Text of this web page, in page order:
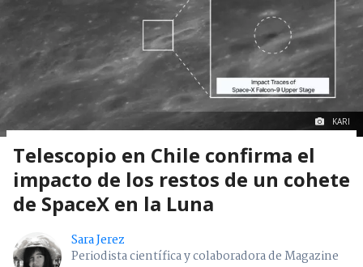
KARI
Telescopio en Chile confirma el
impacto de los restos de un cohete
de SpaceX en la Luna
Sara Jerez
Periodista científica y colaboradora de Magazine